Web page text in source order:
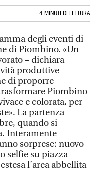
4 MINUTI DI LETTURA
degli eventi di
di Piombino. «Un
– dichiara
produttive
di proporre
Piombino
e colorata, per
La partenza
quando si
Interamente
sorprese: nuovo
selfie su piazza
l’area abbellita